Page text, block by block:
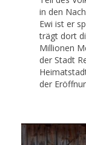
in den
Ewi ist er
trägt dort
Millionen
der Stadt
der